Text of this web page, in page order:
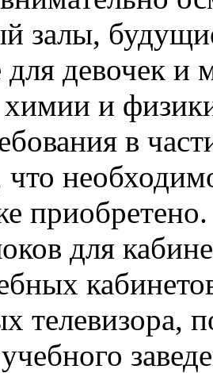
залы,
для девочек и
и
в
для
телевизора,